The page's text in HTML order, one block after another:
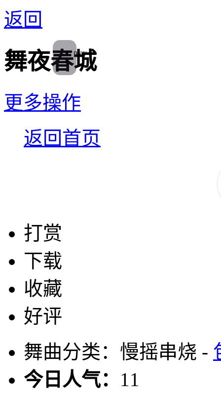
返回
舞夜春城
更多操作
返回首页
打赏
下载
收藏
好评
舞曲分类：慢摇串烧 -
今日人气： 11
play